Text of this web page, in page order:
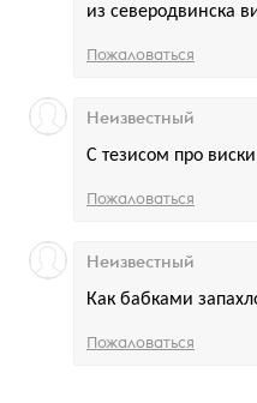
из северодвинска
Пожаловаться
С тезисом про
Неизвестный
Пожаловаться
Как бабками
Неизвестный
Пожаловаться